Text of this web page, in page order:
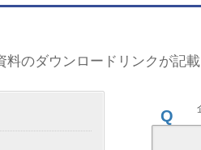
料のダウンロードリンクが記